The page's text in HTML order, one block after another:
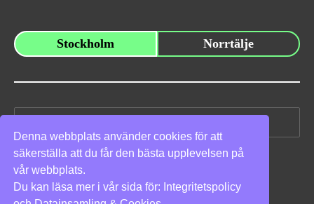
Denna webbplats använder cookies för att
säkerställa att du får den bästa upplevelsen på
vår webbplats.
Du kan läsa mer i vår sida för: Integritetspolicy
Stockholm Norrtälje
Sök
efter:
Vi stöder